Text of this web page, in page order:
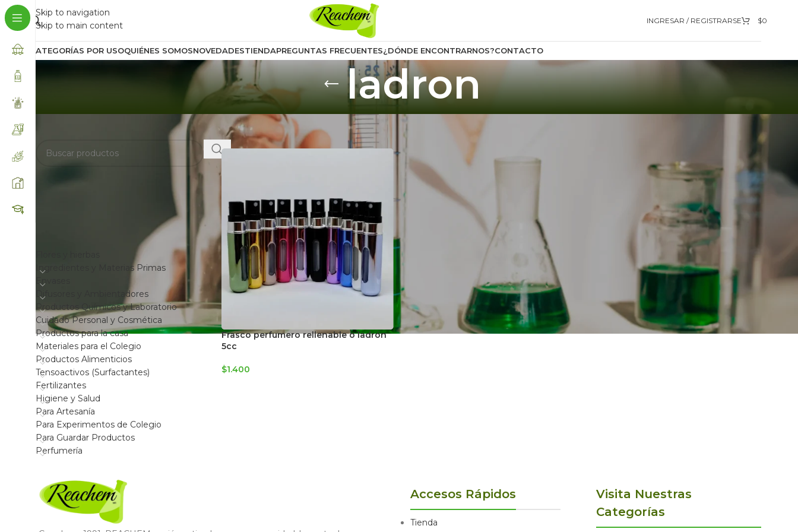
Skip to navigation
Skip to main content
INGRESAR / REGISTRARSE $0
CATEGORÍAS POR USOQUIÉNES SOMOSNOVEDADESTIENDAPREGUNTAS FRECUENTES¿DÓNDE ENCONTRARNOS?CONTACTO
ladron
Ingredientes y Materias Primas
Envases
Difusores y Ambientadores
Productos Químicos y Laboratorio
Cuidado Personal y Cosmética
Productos para la casa
Materiales para el Colegio
Productos Alimenticios
Tensoactivos (Surfactantes)
Fertilizantes
Higiene y Salud
Para Artesanía
Para Experimentos de Colegio
Para Guardar Productos
Perfumería
Inicio/Productos etiquetados “ladron”
Frasco perfumero rellenable o ladrón
5cc
$1.400
Accesos Rápidos
Tienda
Visita Nuestras
Categorías